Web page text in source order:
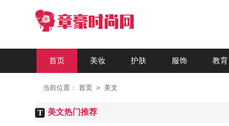
首页 美妆 护肤 服饰 教育
当前位置： 首页 > 美文
T 美文热门推荐